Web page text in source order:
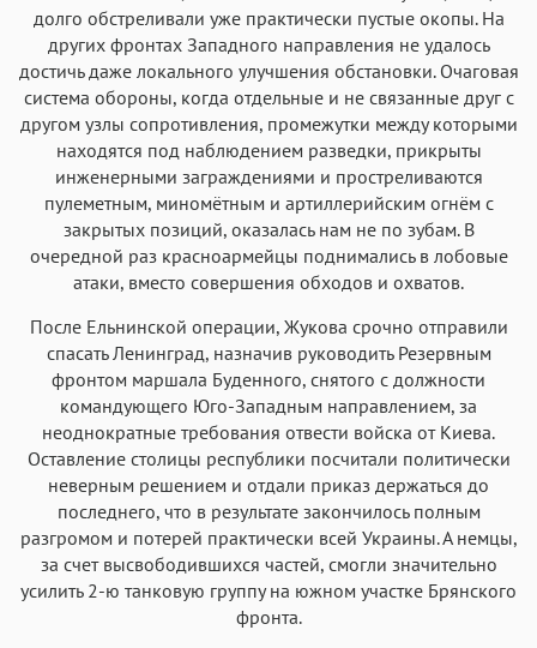
долго обстреливали уже практически пустые окопы. На
других фронтах Западного направления не удалось
достичь даже локального улучшения обстановки. Очаговая
система обороны, когда отдельные и не связанные друг с
другом узлы сопротивления, промежутки между которыми
находятся под наблюдением разведки, прикрыты
инженерными заграждениями и простреливаются
пулеметным, миномётным и артиллерийским огнём с
закрытых позиций, оказалась нам не по зубам. В
очередной раз красноармейцы поднимались в лобовые
атаки, вместо совершения обходов и охватов.
После Ельнинской операции, Жукова срочно отправили
спасать Ленинград, назначив руководить Резервным
фронтом маршала Буденного, снятого с должности
командующего Юго-Западным направлением, за
неоднократные требования отвести войска от Киева.
Оставление столицы республики посчитали политически
неверным решением и отдали приказ держаться до
последнего, что в результате закончилось полным
разгромом и потерей практически всей Украины. А немцы,
за счет высвободившихся частей, смогли значительно
усилить 2-ю танковую группу на южном участке Брянского
фронта.